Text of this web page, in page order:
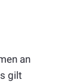
an
gilt